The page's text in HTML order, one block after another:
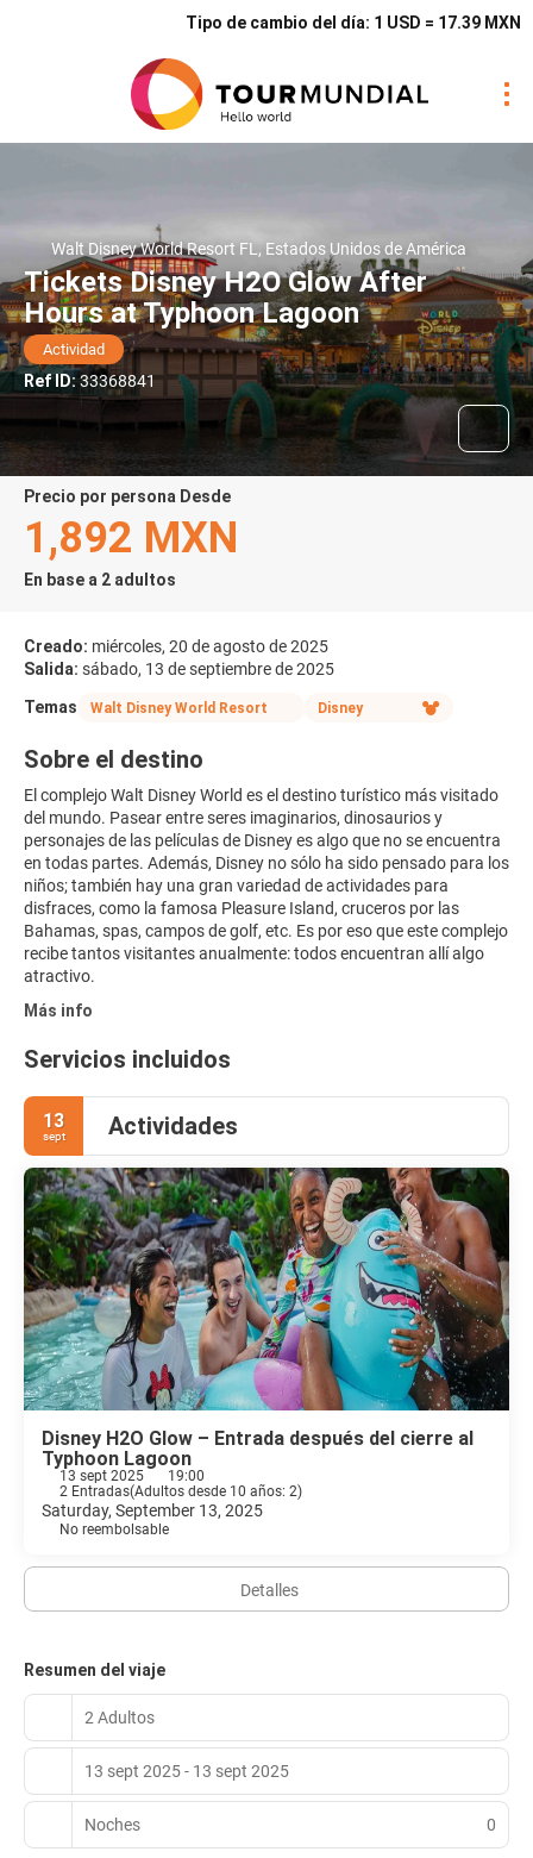
Tipo de cambio del día: 1 USD = 17.39 MXN
Walt Disney World Resort FL, Estados Unidos de América
Tickets Disney H2O Glow After
Hours at Typhoon Lagoon
Actividad
Ref ID:33368841
precio por persona Desde
1,892 MXN
En base a 2 adultos
Creado: miércoles, 20 de agosto de 2025
Salida: sábado, 13 de septiembre de 2025
Temas
Walt Disney World Resort Disney
Sobre el destino
El complejo Walt Disney World es el destino turístico más visitado
del mundo. Pasear entre seres imaginarios, dinosaurios y
personajes de las películas de Disney es algo que no se encuentra
en todas partes. Además, Disney no sólo ha sido pensado para los
niños; también hay una gran variedad de actividades para
disfraces, como la famosa Pleasure Island, cruceros por las
Bahamas, spas, campos de golf, etc. Es por eso que este complejo
recibe tantos visitantes anualmente: todos encuentran allí algo
atractivo.
Más info
Servicios incluidos
13
sept Actividades
Disney H2O Glow – Entrada después del cierre al
Typhoon Lagoon
13 sept 2025
19:00
2 Entradas(Adultos desde 10 años: 2)
Saturday, September 13, 2025
No reembolsable
Detalles
Resumen del viaje
2 Adultos
13 sept 2025 - 13 sept 2025
Noches 0